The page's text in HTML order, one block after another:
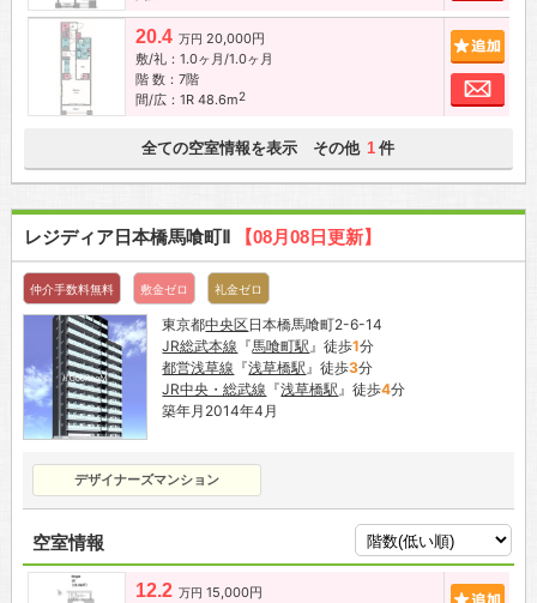
20.4 万円 20,000円
敷/礼：1.0ヶ月/1.0ヶ月
階 数：7階
間/広：1R 48.6m2
お
全ての空室情報を表示 その他 1 件
レジディア日本橋馬喰町Ⅱ 【08月08日更新】
仲介手数料無料 敷金ゼロ 礼金ゼロ
東京都中央区日本橋馬喰町2-6-14
JR総武本線 『馬喰町駅』徒歩1分
都営浅草線 『浅草橋駅』徒歩3分
JR中央・総武線 『浅草橋駅』徒歩4分
築年月2014年4月
デザイナーズマンション
空室情報
12.2 万円 15,000円